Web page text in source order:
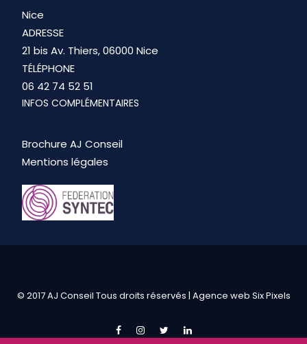
Nice
ADRESSE
21 bis Av. Thiers, 06000 Nice
TÉLÉPHONE
06 42 74 52 51
INFOS COMPLÉMENTAIRES
Brochure AJ Conseil
Mentions légales
© 2017 AJ Conseil Tous droits réservés | Agence web Six Pixels